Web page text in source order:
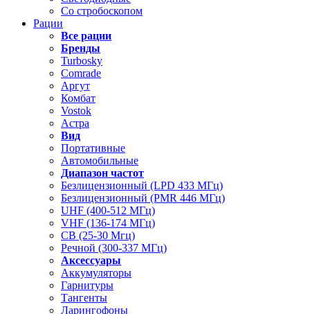
Со стробоскопом
Рации
Все рации
Бренды
Turbosky
Comrade
Аргут
Комбат
Vostok
Астра
Вид
Портативные
Автомобильные
Диапазон частот
Безлицензионный (LPD 433 МГц)
Безлицензионный (PMR 446 МГц)
UHF (400-512 МГц)
VHF (136-174 МГц)
CB (25-30 Мгц)
Речной (300-337 МГц)
Аксессуары
Аккумуляторы
Гарнитуры
Тангенты
Ларингофоны